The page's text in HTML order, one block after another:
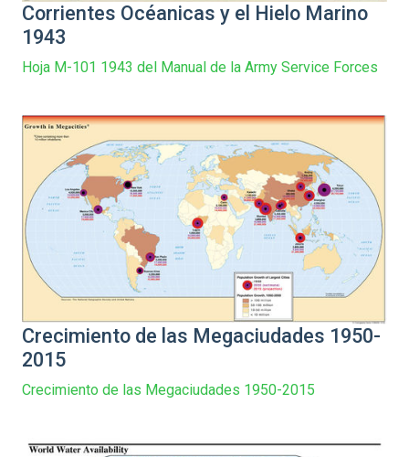
Corrientes Océanicas y el Hielo Marino
1943
Hoja M-101 1943 del Manual de la Army Service Forces
Crecimiento de las Megaciudades 1950-
2015
Crecimiento de las Megaciudades 1950-2015